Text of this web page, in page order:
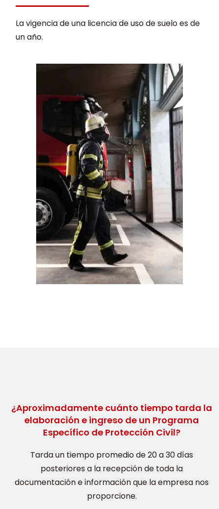
La vigencia de una licencia de uso de suelo es de
un año.
¿Aproximadamente cuánto tiempo tarda la
elaboración e ingreso de un Programa
Específico de Protección Civil?
Tarda un tiempo promedio de 20 a 30 días
posteriores a la recepción de toda la
documentación e información que la empresa nos
proporcione.